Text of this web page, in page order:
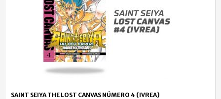
SAINT SEIYA THE LOST CANVAS NÚMERO 4 (IVREA)